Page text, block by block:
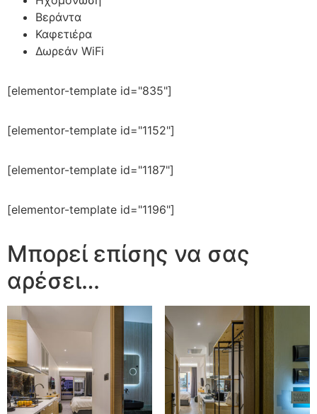
Βεράντα
Καφετιέρα
Δωρεάν WiFi
[elementor-template id="835"]
[elementor-template id="1152"]
[elementor-template id="1187"]
[elementor-template id="1196"]
Μπορεί επίσης να σας
αρέσει…